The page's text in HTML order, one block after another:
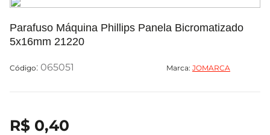
Parafuso Máquina Phillips Panela Bicromatizado
5x16mm 21220
: 065051 Marca: JOMARCA
R$ 0,40
2º
luminaria
3º
tomada
4º
4
eletroduto